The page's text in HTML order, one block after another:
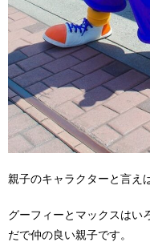
親子のキャラクターと言え
グーフィーとマックスはい
だで仲の良い親子です。